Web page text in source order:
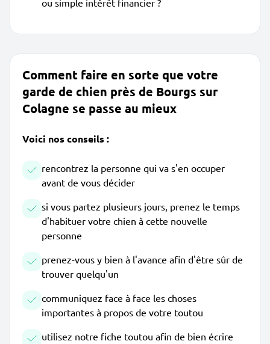
ou simple intérêt financier ?
Comment faire en sorte que votre
garde de chien près de Bourgs sur
Colagne se passe au mieux
Voici nos conseils :
rencontrez la personne qui va s'en occuper
avant de vous décider
si vous partez plusieurs jours, prenez le temps
d'habituer votre chien à cette nouvelle
personne
prenez-vous y bien à l'avance afin d'être sûr de
trouver quelqu'un
communiquez face à face les choses
importantes à propos de votre toutou
utilisez notre fiche toutou afin de bien écrire